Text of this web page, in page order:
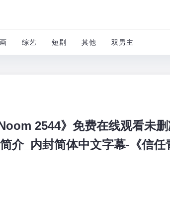
综艺 短剧 其他 双男主
2544》免费在线观看未
介_内封简体中文字幕-《信